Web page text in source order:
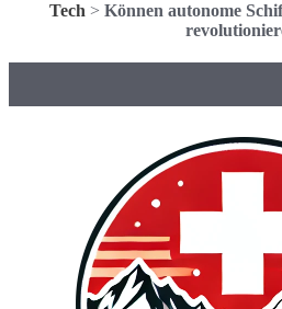
Tech > Können autonome